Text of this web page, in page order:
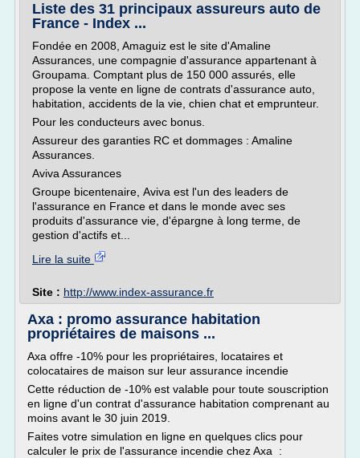
Liste des 31 principaux assureurs auto de
France - Index ...
Fondée en 2008, Amaguiz est le site d'Amaline
Assurances, une compagnie d'assurance appartenant à
Groupama. Comptant plus de 150 000 assurés, elle
propose la vente en ligne de contrats d'assurance auto,
habitation, accidents de la vie, chien chat et emprunteur.
Pour les conducteurs avec bonus.
Assureur des garanties RC et dommages : Amaline
Assurances.
Aviva Assurances
Groupe bicentenaire, Aviva est l'un des leaders de
l'assurance en France et dans le monde avec ses
produits d'assurance vie, d'épargne à long terme, de
gestion d'actifs et...
Lire la suite
Site : http://www.index-assurance.fr
Axa : promo assurance habitation
propriétaires de maisons ...
Axa offre -10% pour les propriétaires, locataires et
colocataires de maison sur leur assurance incendie
Cette réduction de -10% est valable pour toute souscription
en ligne d'un contrat d'assurance habitation comprenant au
moins avant le 30 juin 2019.
Faites votre simulation en ligne en quelques clics pour
calculer le prix de l'assurance incendie chez Axa :